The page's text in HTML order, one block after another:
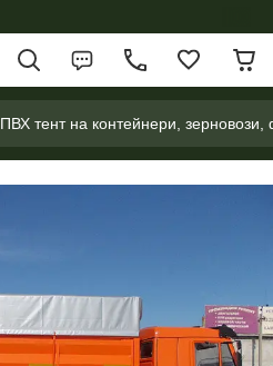
ПВХ тент на контейнери, зерновози,